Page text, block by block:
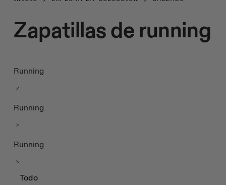
Zapatillas de running
Running
Running
Running
Todo